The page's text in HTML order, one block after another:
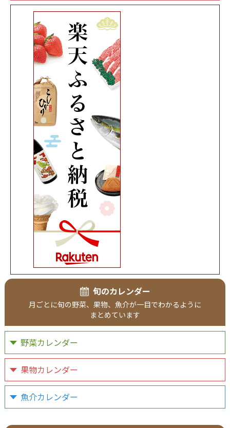
旬のカレンダー
月ごとに旬の野菜、 果物、 魚介が一目でわかるように
まとめています
野菜カレンダー
果物カレンダー
魚介カレンダー